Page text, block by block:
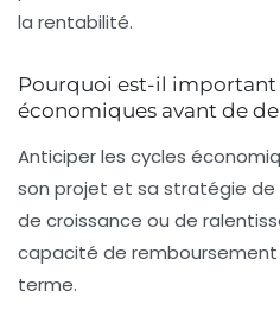
la rentabilité.
Pourquoi est-il important
économiques avant de
Anticiper les cycles
son projet et sa stratégie
de croissance ou de
capacité de
terme.